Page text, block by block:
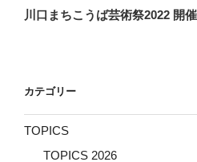
ゲ
ン
の
川口まちこうば芸術祭2022 開
カテゴリー
TOPICS
TOPICS 2026